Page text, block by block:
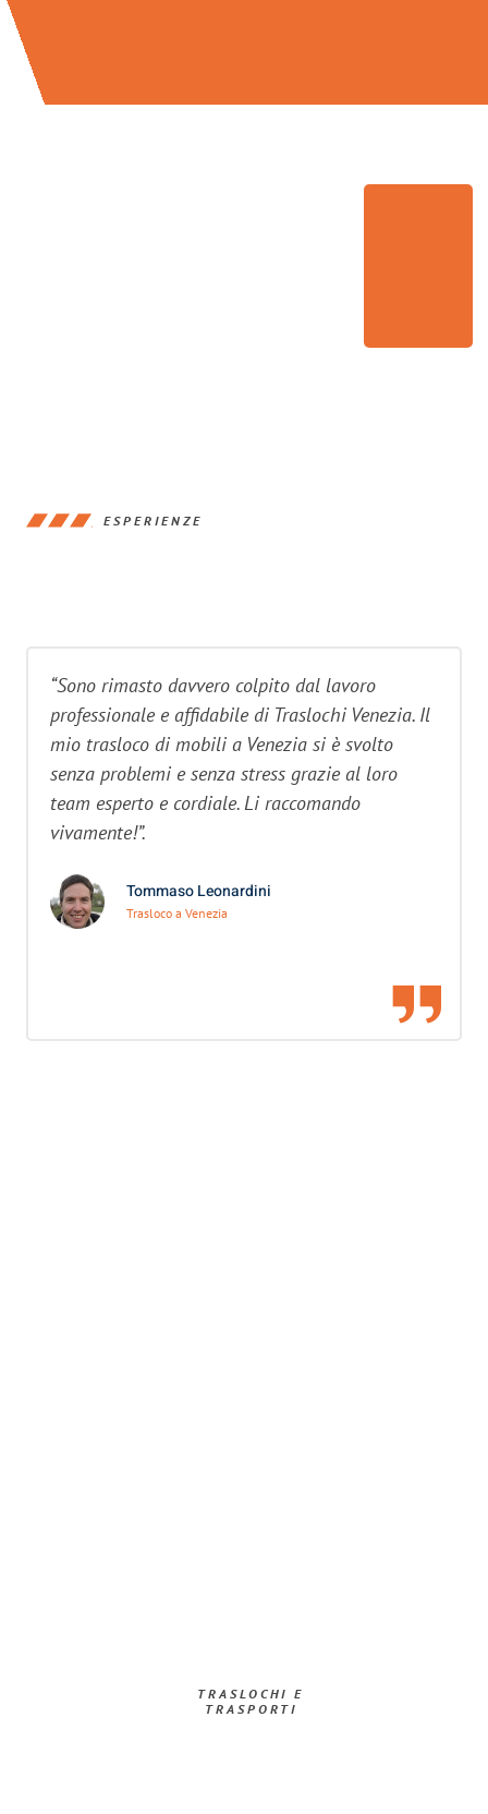
ESPERIENZE
“Sono rimasto davvero colpito dal lavoro
professionale e affidabile di Traslochi Venezia. Il
mio trasloco di mobili a Venezia si è svolto
senza problemi e senza stress grazie al loro
team esperto e cordiale. Li raccomando
vivamente!”.
Tommaso Leonardini
Trasloco a Venezia
TRASLOCHI E
TRASPORTI​